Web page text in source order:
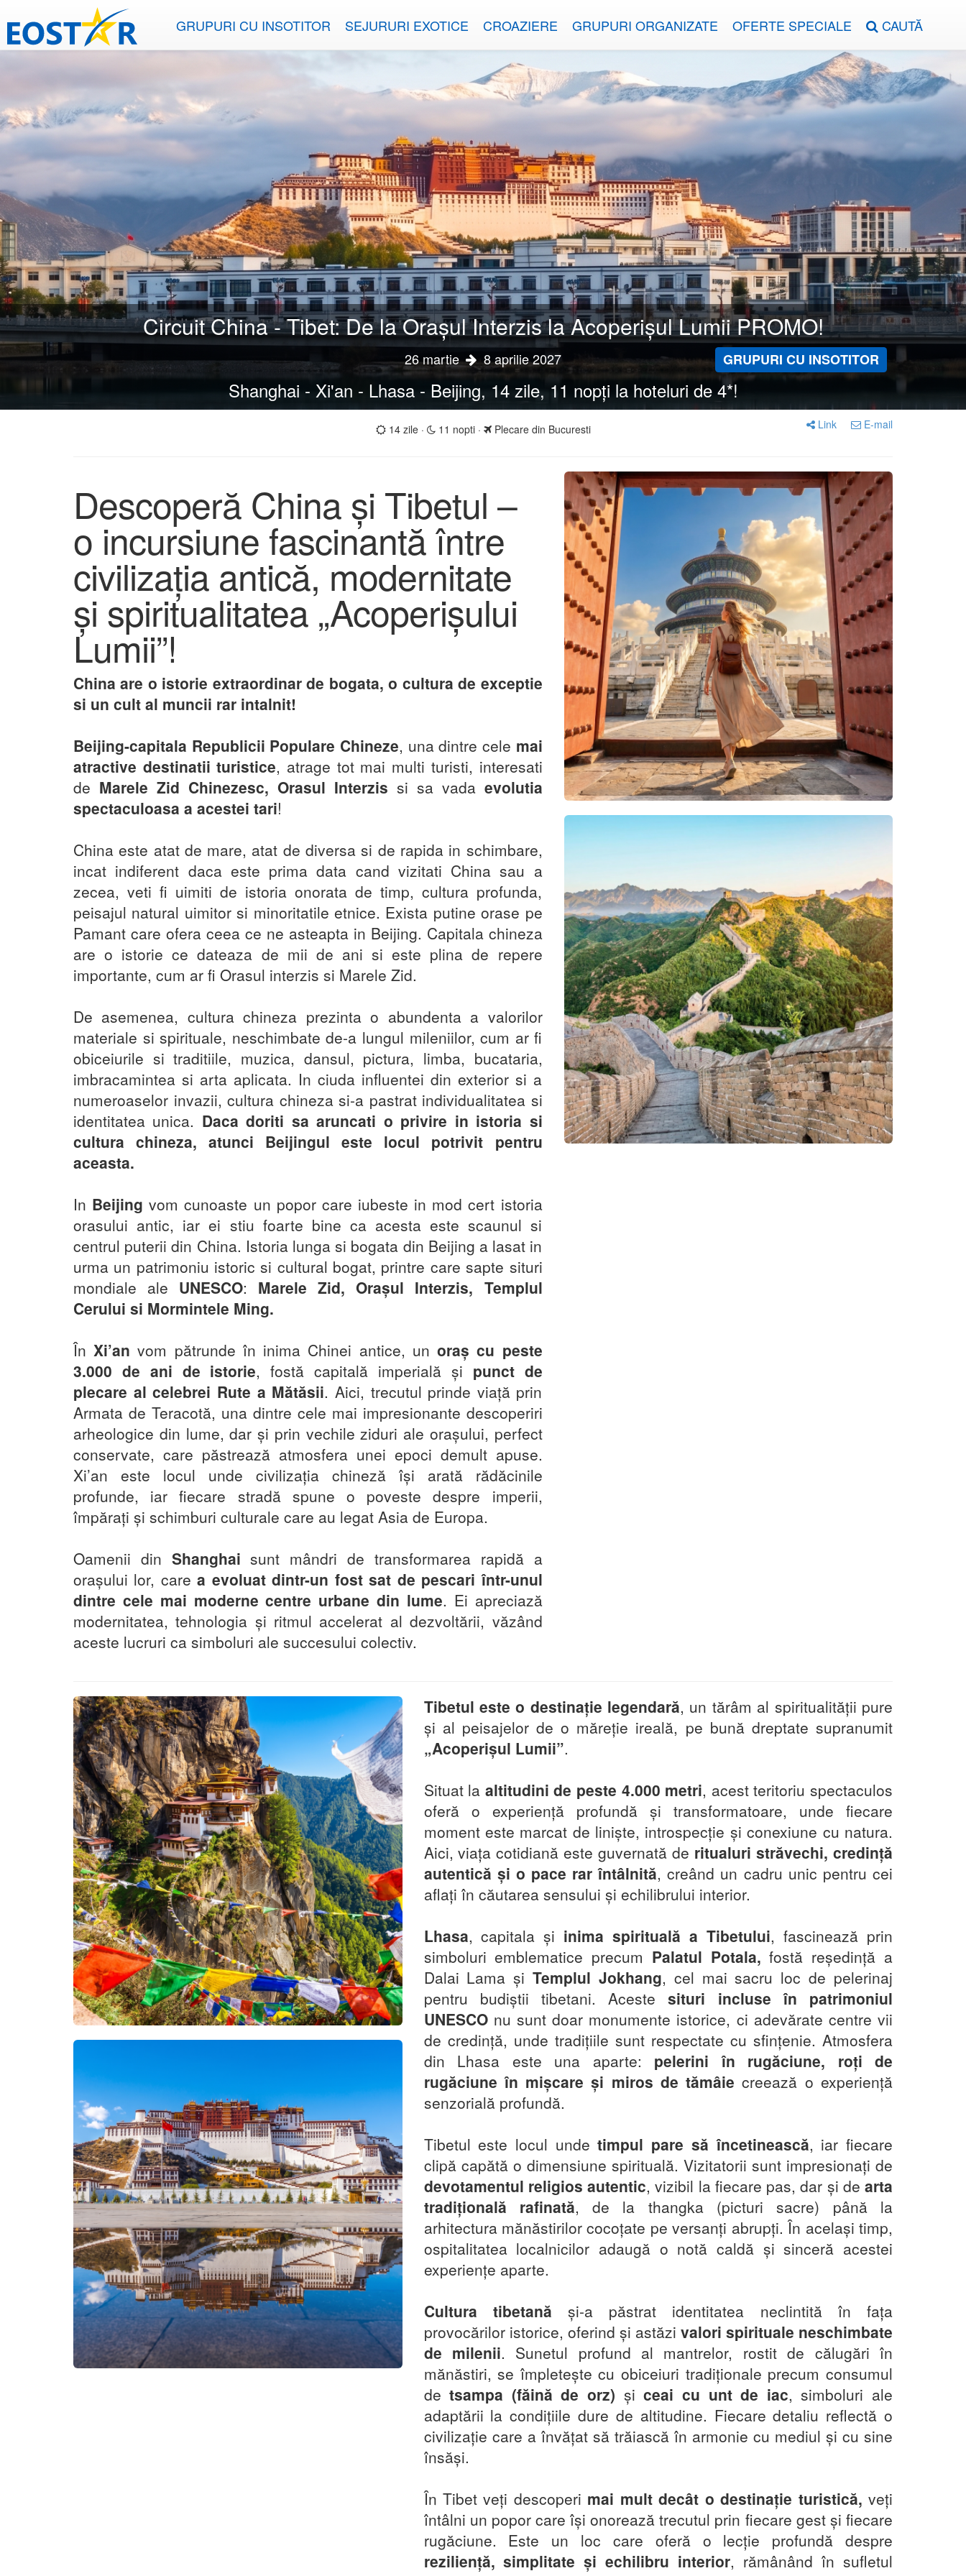
GRUPURI CU INSOTITOR SEJURURI EXOTICE CROAZIERE GRUPURI ORGANIZATE OFERTE SPECIALE CAUTĂ
Circuit China - Tibet: De la Orașul Interzis la Acoperișul Lumii PROMO!
26 martie 8 aprilie 2027 GRUPURI CU INSOTITOR
Shanghai - Xi'an - Lhasa - Beijing, 14 zile, 11 nopți la hoteluri de 4*!
14 zile · 11 nopti · Plecare din Bucuresti Link E-mail
Descoperă China și Tibetul –
o incursiune fascinantă între
civilizația antică, modernitate
și spiritualitatea „Acoperișului
Lumii”!
China are o istorie extraordinar de bogata, o cultura de exceptie
si un cult al muncii rar intalnit!
Beijing-capitala Republicii Populare Chineze, una dintre cele mai
atractive destinatii turistice, atrage tot mai multi turisti, interesati
de Marele Zid Chinezesc, Orasul Interzis si sa vada evolutia
spectaculoasa a acestei tari!
China este atat de mare, atat de diversa si de rapida in schimbare,
incat indiferent daca este prima data cand vizitati China sau a
zecea, veti fi uimiti de istoria onorata de timp, cultura profunda,
peisajul natural uimitor si minoritatile etnice. Exista putine orase pe
Pamant care ofera ceea ce ne asteapta in Beijing. Capitala chineza
are o istorie ce dateaza de mii de ani si este plina de repere
importante, cum ar fi Orasul interzis si Marele Zid.
De asemenea, cultura chineza prezinta o abundenta a valorilor
materiale si spirituale, neschimbate de-a lungul mileniilor, cum ar fi
obiceiurile si traditiile, muzica, dansul, pictura, limba, bucataria,
imbracamintea si arta aplicata. In ciuda influentei din exterior si a
numeroaselor invazii, cultura chineza si-a pastrat individualitatea si
identitatea unica. Daca doriti sa aruncati o privire in istoria si
cultura chineza, atunci Beijingul este locul potrivit pentru
aceasta.
In Beijing vom cunoaste un popor care iubeste in mod cert istoria
orasului antic, iar ei stiu foarte bine ca acesta este scaunul si
centrul puterii din China. Istoria lunga si bogata din Beijing a lasat in
urma un patrimoniu istoric si cultural bogat, printre care sapte situri
mondiale ale UNESCO: Marele Zid, Orașul Interzis, Templul
Cerului si Mormintele Ming.
ÎnXi’an vom pătrunde în inima Chinei antice, unoraș cu peste
3.000 de ani de istorie, fostă capitală imperială și punct de
plecare al celebrei Rute a Mătăsii. Aici, trecutul prinde viață prin
Armata de Teracotă, una dintre cele mai impresionante descoperiri
arheologice din lume, dar și prin vechile ziduri ale orașului, perfect
conservate, care păstrează atmosfera unei epoci demult apuse.
Xi’an este locul unde civilizația chineză își arată rădăcinile
profunde, iar fiecare stradă spune o poveste despre imperii,
împărați și schimburi culturale care au legat Asia de Europa.
Oamenii din Shanghaisunt mândri de transformarea rapidă a
orașului lor, carea evoluat dintr-un fost sat de pescari într-unul
dintre cele mai moderne centre urbane din lume. Ei apreciază
modernitatea, tehnologia și ritmul accelerat al dezvoltării, văzând
aceste lucruri ca simboluri ale succesului colectiv.
Tibetul este o destinație legendară, un tărâm al spiritualității pure
și al peisajelor de o măreție ireală, pe bună dreptate supranumit
„Acoperișul Lumii”.
Situat la altitudini de peste 4.000 metri, acest teritoriu spectaculos
oferă o experiență profundă și transformatoare, unde fiecare
moment este marcat de liniște, introspecție și conexiune cu natura.
Aici, viața cotidiană este guvernată de ritualuri străvechi, credință
autentică și o pace rar întâlnită, creând un cadru unic pentru cei
aflați în căutarea sensului și echilibrului interior.
Lhasa, capitala și inima spirituală a Tibetului, fascinează prin
simboluri emblematice precum Palatul Potala,fostă reședință a
Dalai Lama șiTemplul Jokhang, cel mai sacru loc de pelerinaj
pentru budiștii tibetani. Acestesituri incluse în patrimoniul
UNESCOnu sunt doar monumente istorice, ci adevărate centre vii
de credință, unde tradițiile sunt respectate cu sfințenie. Atmosfera
din Lhasa este una aparte: pelerini în rugăciune, roți de
rugăciune în mișcare și miros de tămâie creează o experiență
senzorială profundă.
Tibetul este locul undetimpul pare să încetinească, iar fiecare
clipă capătă o dimensiune spirituală. Vizitatorii sunt impresionați de
devotamentul religios autentic, vizibil la fiecare pas, dar și de arta
tradițională rafinată, de la thangka (picturi sacre) până la
arhitectura mănăstirilor cocoțate pe versanți abrupți. În același timp,
ospitalitatea localnicilor adaugă o notă caldă și sinceră acestei
experiențe aparte.
Cultura tibetană și-a păstrat identitatea neclintită în fața
provocărilor istorice, oferind și astăzi valori spirituale neschimbate
de milenii. Sunetul profund al mantrelor, rostit de călugări în
mănăstiri, se împletește cu obiceiuri tradiționale precum consumul
detsampa (făină de orz) șiceai cu unt de iac, simboluri ale
adaptării la condițiile dure de altitudine. Fiecare detaliu reflectă o
civilizație care a învățat să trăiască în armonie cu mediul și cu sine
însăși.
În Tibet veți descoperi mai mult decât o destinație turistică, veți
întâlni un popor care își onorează trecutul prin fiecare gest și fiecare
rugăciune. Este un loc care oferă o lecție profundă despre
reziliență, simplitate și echilibru interior, rămânând în sufletul